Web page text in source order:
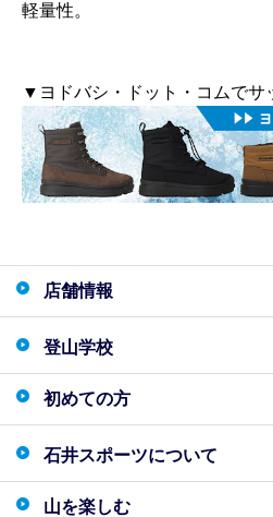
軽量性。
▼ヨドバシ・ドット・コムでサ
店舗情報
登山学校
初めての方
石井スポーツについて
山を楽しむ